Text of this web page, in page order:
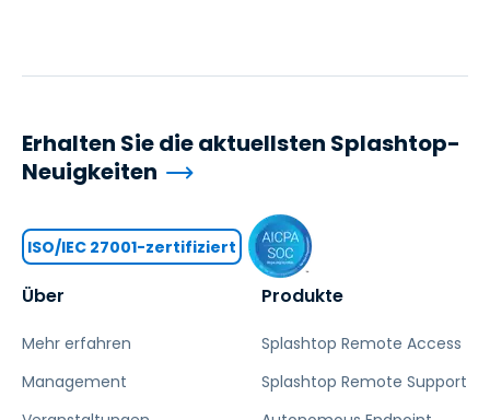
Über
Mehr erfahren
Management
Produkte
Splashtop Remote Access
Splashtop Remote Support
Erhalten Sie die aktuellsten Splashtop-
Neuigkeiten
ISO/IEC 27001-zertifiziert